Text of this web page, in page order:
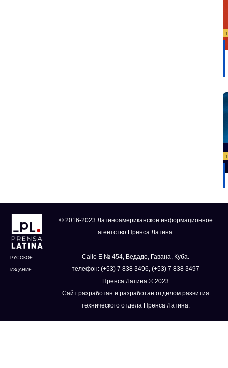
РУССКОЕ
ИЗДАНИЕ
© 2016-2023 Латиноамериканское информационное
агентство Пренса Латина.
Calle E № 454, Ведадо, Гавана, Куба.
телефон: (+53) 7 838 3496, (+53) 7 838 3497
Пренса Латина © 2023
Сайт разработан и разработан отделом развития
технического отдела Пренса Латина.